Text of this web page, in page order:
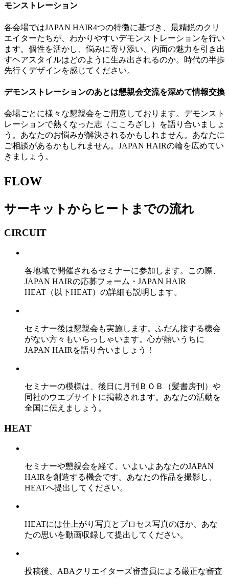
モンストレーション
各会場ではJAPAN HAIR4つの特徴に基づき、最精鋭のクリ
エイターたちが、わかりやすいデモンストレーションを行い
ます。個性を活かし、悩みに寄り添い、内面の魅力を引き出
すヘアスタイルはどのように生み出されるのか。時代の半歩
先行くデザインを感じてください。
デモンストレーションのあとは懇親会交流を深めて情報交換
会場ごとに様々な懇親会をご用意しております。デモンスト
レーションで熱くなった志（こころざし）を語り合いましょ
う。あなたのお悩みが解決されるかもしれません。あなたに
ご相談があるかもしれません。JAPAN HAIRの輪を広めてい
きましょう。
FLOW
サーキットからヒートまでの流れ
CIRCUIT
各地域で開催されるセミナーに参加します。この際、
JAPAN HAIRの応募フォーム・JAPAN HAIR
HEAT（以下HEAT）の詳細も説明します。
セミナー後は懇親会も実施します。ふだん接する機会
がない方々もいらっしゃいます。心が熱いうちに
JAPAN HAIRを語り合いましょう！
セミナーの模様は、後日に月刊ＢＯＢ（髪書房刊）や
同社のウエブサイトに掲載されます。あなたの活動を
全国に伝えましょう。
HEAT
セミナーや懇親会を経て、いよいよあなたのJAPAN
HAIRを創造する機会です。あなたの作品を撮影し、
HEATへ提出してください。
HEATには仕上がり写真とプロセス写真のほか、あな
たの思いを動画収録して提出してください。
投稿後、ABAクリエイターズ審査員による厳正な審査